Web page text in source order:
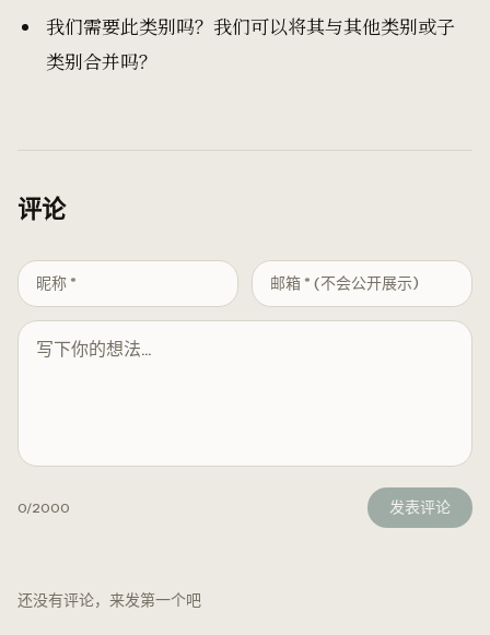
我们需要此类别吗？我们可以将其与其他类别或子
类别合并吗？
评论
0/2000 发表评论
还没有评论，来发第一个吧